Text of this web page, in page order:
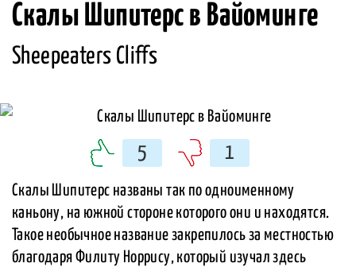
Скалы Шипитерс в Вайоминге
Sheepeaters Cliffs
5 1
Скалы Шипитерс названы так по одноименному
каньону, на южной стороне которого они и находятся.
Такое необычное название закрепилось за местностью
благодаря Филиту Норрису, который изучал здесь